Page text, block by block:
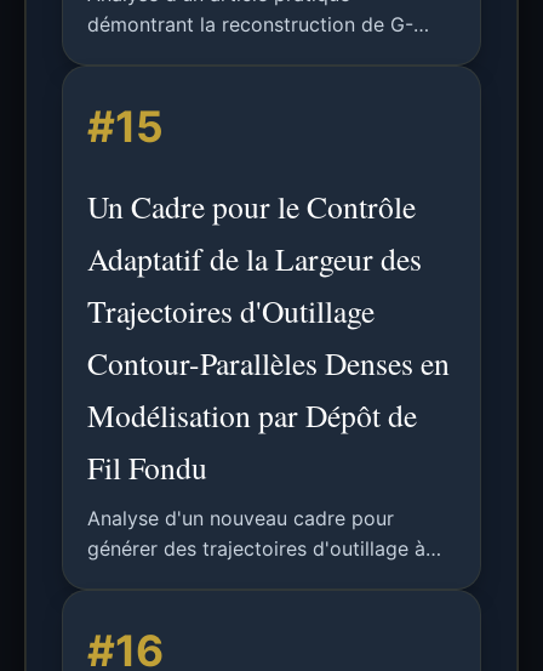
démontrant la reconstruction de G-
de capteurs de smartphone et d'arbres
de décision à gradient boosting.
#15
Un Cadre pour le Contrôle
Adaptatif de la Largeur des
Trajectoires d'Outillage
Contour-Parallèles Denses en
Modélisation par Dépôt de
Fil Fondu
Analyse d'un nouveau cadre pour
générer des trajectoires d'outillage à
remplissages, améliorant les propriétés
#16